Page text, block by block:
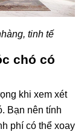
tinh tế
chó có
khi xem xét
Bạn nên tính
phí có thể xoay